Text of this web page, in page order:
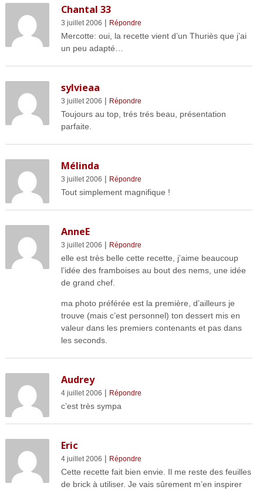
Chantal 33
3 juillet 2006 | Répondre
Mercotte: oui, la recette vient d’un Thuriès que j’ai
un peu adapté…
sylvieaa
3 juillet 2006 | Répondre
Toujours au top, trés trés beau, présentation
parfaite.
Mélinda
3 juillet 2006 | Répondre
Tout simplement magnifique !
AnneE
3 juillet 2006 | Répondre
elle est très belle cette recette, j’aime beaucoup
l’idée des framboises au bout des nems, une idée
de grand chef.
ma photo préférée est la première, d’ailleurs je
trouve (mais c’est personnel) ton dessert mis en
valeur dans les premiers contenants et pas dans
les seconds.
Audrey
4 juillet 2006 | Répondre
c’est très sympa
Eric
4 juillet 2006 | Répondre
Cette recette fait bien envie. Il me reste des feuilles
de brick à utiliser. Je vais sûrement m’en inspirer